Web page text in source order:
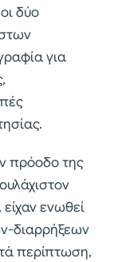
δύο
για
πρόοδο της
ενωθεί
διαρρήξεων
περίπτωση,